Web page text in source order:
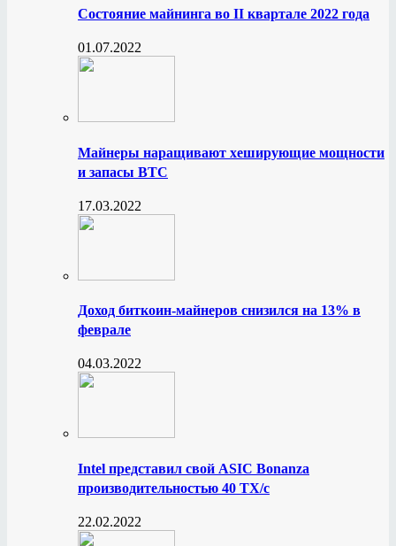
Состояние майнинга во II квартале 2022 года
01.07.2022
Майнеры наращивают хеширующие мощности
и запасы BTC
17.03.2022
Доход биткоин-майнеров снизился на 13% в
феврале
04.03.2022
Intel представил свой ASIC Bonanza
производительностью 40 ТХ/с
22.02.2022